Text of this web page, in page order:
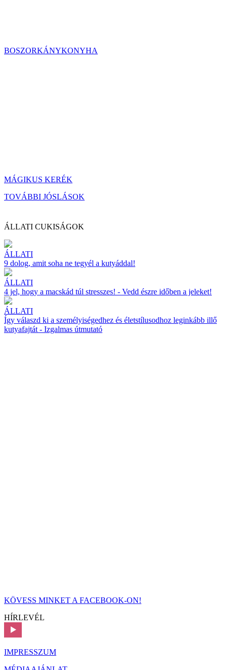
BOSZORKÁNYKONYHA
MÁGIKUS KERÉK
TOVÁBBI JÓSLÁSOK
ÁLLATI CUKISÁGOK
ÁLLATI
9 dolog, amit soha ne tegyél a kutyáddal!
ÁLLATI
4 jel, hogy a macskád túl stresszes! - Vedd észre időben a jeleket!
ÁLLATI
Így válaszd ki a személyiségedhez és életstílusodhoz leginkább illő
kutyafajtát - Izgalmas útmutató
KÖVESS MINKET A FACEBOOK-ON!
HÍRLEVÉL
IMPRESSZUM